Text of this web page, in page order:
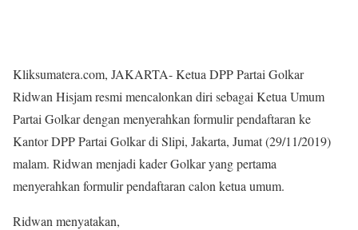
Kliksumatera.com, JAKARTA- Ketua DPP Partai Golkar
Ridwan Hisjam resmi mencalonkan diri sebagai Ketua Umum
Partai Golkar dengan menyerahkan formulir pendaftaran ke
Kantor DPP Partai Golkar di Slipi, Jakarta, Jumat (29/11/2019)
malam. Ridwan menjadi kader Golkar yang pertama
menyerahkan formulir pendaftaran calon ketua umum.
Ridwan menyatakan,